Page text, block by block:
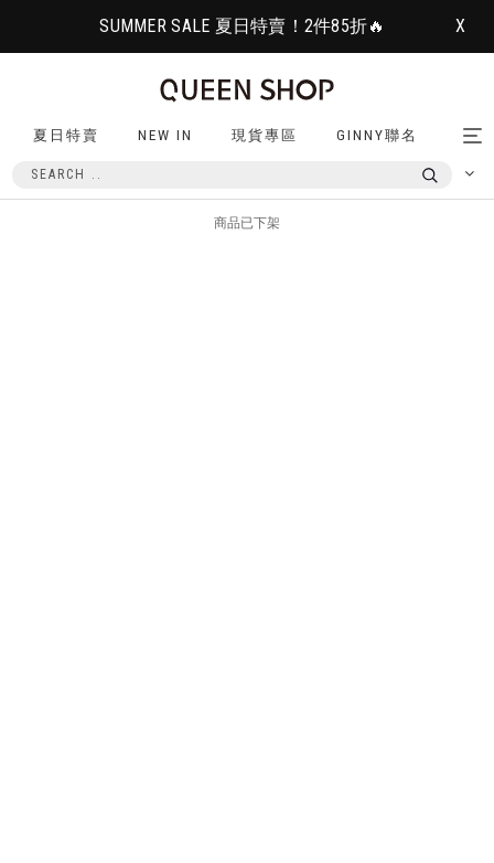
SUMMER SALE 夏日特賣！2件85折🔥 X
夏日特賣 NEW IN 現貨專區 GINNY聯名
商品已下架